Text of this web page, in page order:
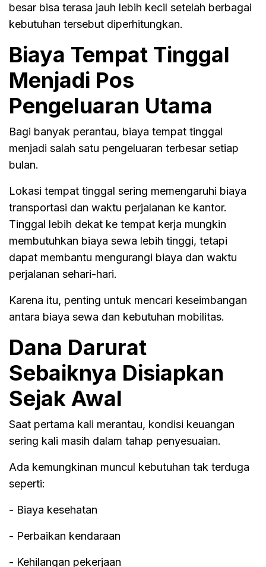
besar bisa terasa jauh lebih kecil setelah berbagai
kebutuhan tersebut diperhitungkan.
Biaya Tempat Tinggal
Menjadi Pos
Pengeluaran Utama
Bagi banyak perantau, biaya tempat tinggal
menjadi salah satu pengeluaran terbesar setiap
bulan.
Lokasi tempat tinggal sering memengaruhi biaya
transportasi dan waktu perjalanan ke kantor.
Tinggal lebih dekat ke tempat kerja mungkin
membutuhkan biaya sewa lebih tinggi, tetapi
dapat membantu mengurangi biaya dan waktu
perjalanan sehari-hari.
Karena itu, penting untuk mencari keseimbangan
antara biaya sewa dan kebutuhan mobilitas.
Dana Darurat
Sebaiknya Disiapkan
Sejak Awal
Saat pertama kali merantau, kondisi keuangan
sering kali masih dalam tahap penyesuaian.
Ada kemungkinan muncul kebutuhan tak terduga
seperti:
- Biaya kesehatan
- Perbaikan kendaraan
- Kehilangan pekerjaan